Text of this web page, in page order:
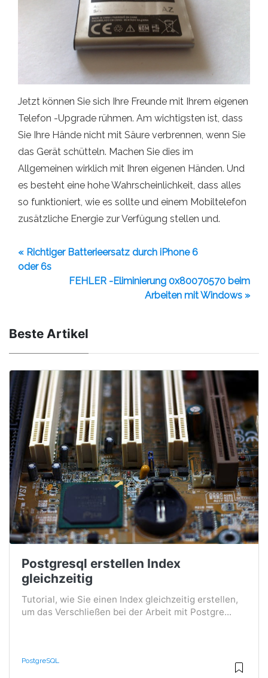
Jetzt können Sie sich Ihre Freunde mit Ihrem eigenen
Telefon -Upgrade rühmen. Am wichtigsten ist, dass
Sie Ihre Hände nicht mit Säure verbrennen, wenn Sie
das Gerät schütteln. Machen Sie dies im
Allgemeinen wirklich mit Ihren eigenen Händen. Und
es besteht eine hohe Wahrscheinlichkeit, dass alles
so funktioniert, wie es sollte und einem Mobiltelefon
zusätzliche Energie zur Verfügung stellen und.
« Richtiger Batterieersatz durch iPhone 6
oder 6s
FEHLER -Eliminierung 0x80070570 beim
Arbeiten mit Windows »
Beste Artikel
Postgresql erstellen Index
gleichzeitig
Tutorial, wie Sie einen Index gleichzeitig erstellen,
um das Verschließen bei der Arbeit mit Postgre...
PostgreSQL